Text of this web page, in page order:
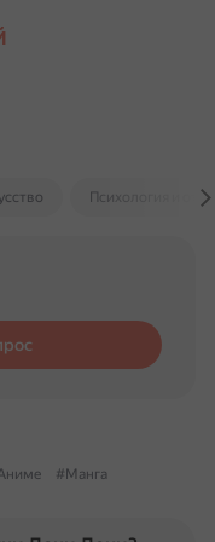
Психология и
#Манга